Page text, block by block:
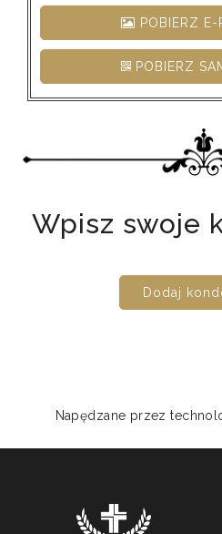
POBIERZ E-
POBIERZ
Wpisz swoje
Dodaj
Napędzane przez